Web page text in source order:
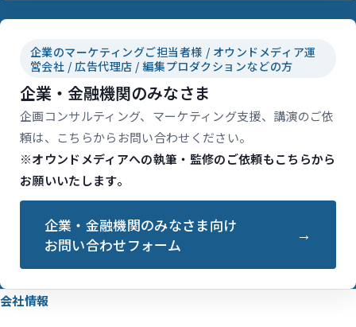
企業のマーケティングご担当者様 / オウンドメディア運
営会社 / 広告代理店 / 編集プロダクションなどの方
企業・金融機関のみなさま
企画コンサルティング、マーケティング支援、講演のご依
頼は、こちらからお問い合わせください。
※オウンドメディアへの執筆・監修のご依頼もこちらから
お願いいたします。
企業・金融機関のみなさま向け
お問い合わせフォーム
会社情報